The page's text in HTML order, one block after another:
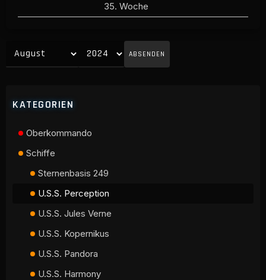
35. Woche
ABSENDEN
KATEGORIEN
Oberkommando
Schiffe
Sternenbasis 249
U.S.S. Perception
U.S.S. Jules Verne
U.S.S. Kopernikus
U.S.S. Pandora
U.S.S. Harmony